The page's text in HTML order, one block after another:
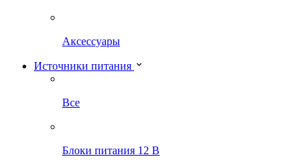
Аксессуары
Источники питания
Все
Блоки питания 12 В